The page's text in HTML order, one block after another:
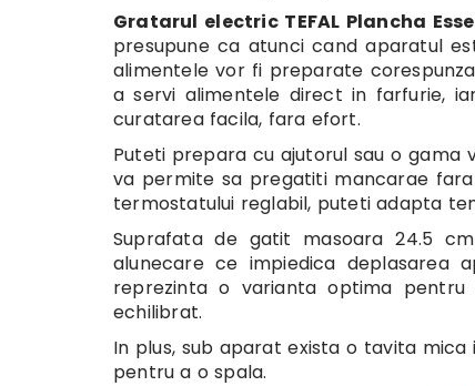
Gratarul electric TEFAL Plancha
presupune ca atunci cand aparatul
alimentele vor fi preparate
a servi alimentele direct in farfurie,
curatarea facila, fara efort.
Puteti prepara cu ajutorul sau o gama
va permite sa pregatiti mancarae
termostatului reglabil, puteti adapta
Suprafata de gatit masoara 24.5
alunecare ce impiedica deplasarea
reprezinta o varianta optima
echilibrat.
In plus, sub aparat exista o tavita
pentru a o spala.